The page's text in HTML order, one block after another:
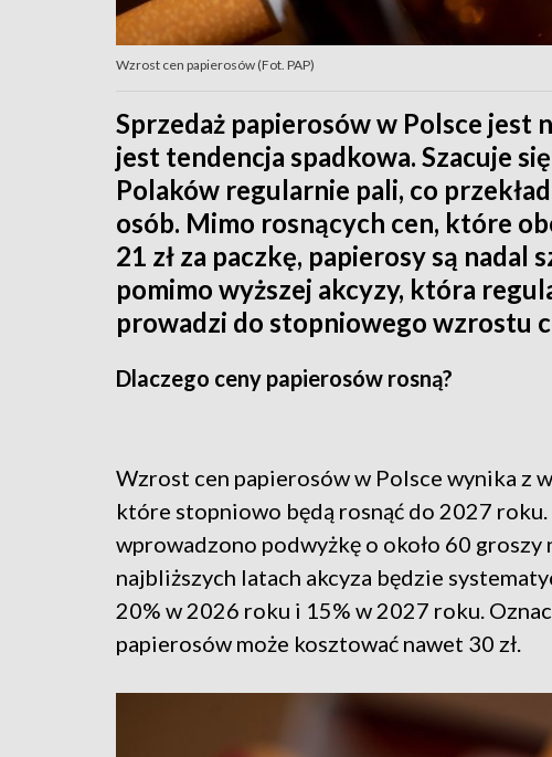
Wzrost cen papierosów (Fot. PAP)
Sprzedaż papierosów w Polsce jest
jest tendencja spadkowa. Szacuje
Polaków regularnie pali, co
osób. Mimo rosnących cen, które
21 zł za paczkę, papierosy są
pomimo wyższej akcyzy, która
prowadzi do stopniowego wzrostu
Dlaczego ceny papierosów rosną?
Wzrost cen papierosów w Polsce wynika z
które stopniowo będą rosnąć do 2027
wprowadzono podwyżkę o około 60
najbliższych latach akcyza będzie
20% w 2026 roku i 15% w 2027 roku.
papierosów może kosztować nawet 30 zł.